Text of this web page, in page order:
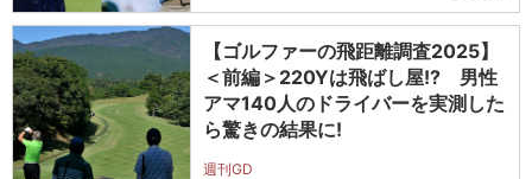
【ゴルファーの飛距離調査2025】
＜前編＞220Yは飛ばし屋!? 男性
アマ140人のドライバーを実測した
ら驚きの結果に!
週刊GD